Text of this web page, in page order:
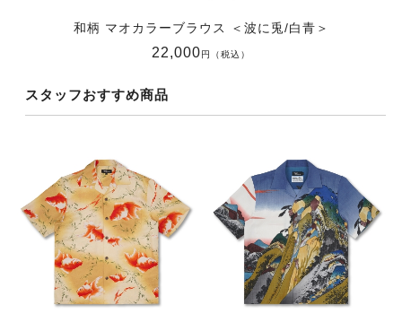
和柄 マオカラーブラウス ＜波に兎/白青＞
22,000円（税込）
スタッフおすすめ商品